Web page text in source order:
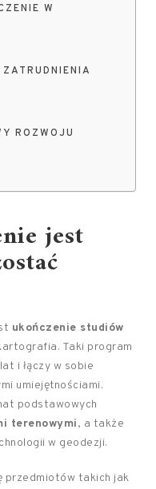
W
ROZWOJU
jest
ukończenie studiów
Taki program
i łączy w sobie
umiejętnościami.
podstawowych
terenowymi, a także
w geodezji.
przedmiotów takich jak